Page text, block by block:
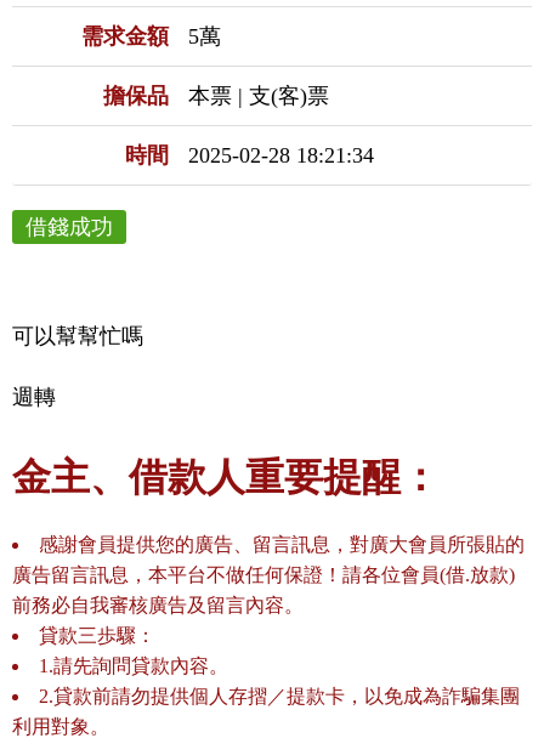
需求金額 5萬
擔保品 本票 | 支(客)票
時間 2025-02-28 18:21:34
借錢成功
可以幫幫忙嗎
週轉
金主、借款人重要提醒：
感謝會員提供您的廣告、留言訊息，對廣大會員所張貼的
廣告留言訊息，本平台不做任何保證！請各位會員(借.放款)
前務必自我審核廣告及留言內容。
貸款三歩驟：
1.請先詢問貸款內容。
2.貸款前請勿提供個人存摺／提款卡，以免成為詐騙集團
利用對象。